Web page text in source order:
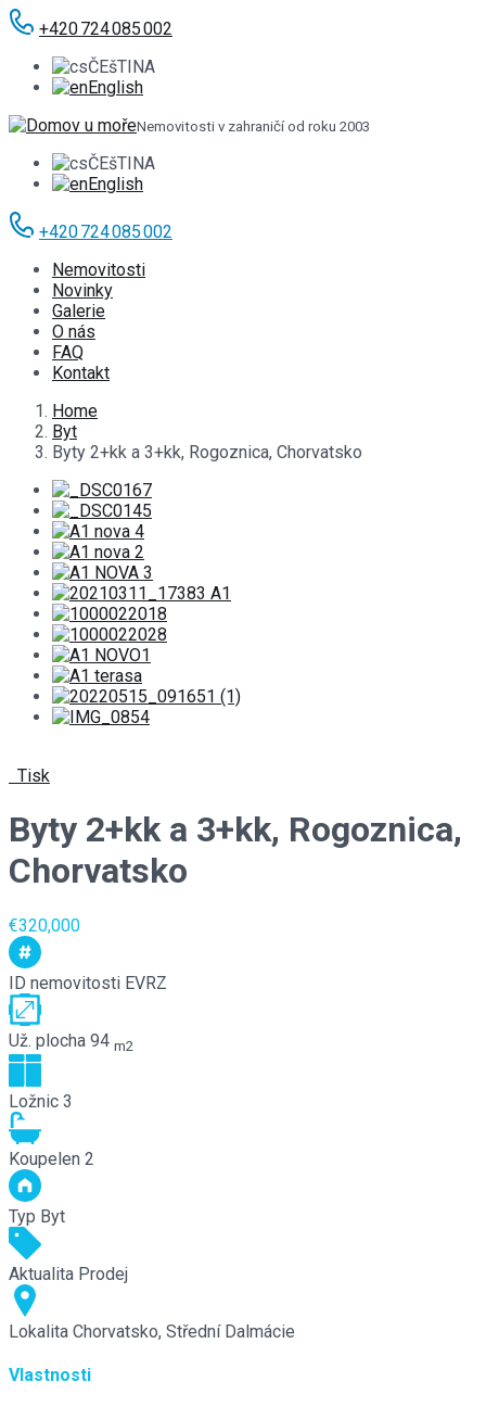
+420 724 085 002
ČEšTINA
English
Nemovitosti v zahraničí od roku 2003
ČEšTINA
English
+420 724 085 002
Nemovitosti
Novinky
Galerie
O nás
FAQ
Kontakt
Home
Byt
Byty 2+kk a 3+kk, Rogoznica, Chorvatsko
Tisk
Byty 2+kk a 3+kk, Rogoznica,
Chorvatsko
€320,000
ID nemovitosti EVRZ
Už. plocha 94 m2
Ložnic 3
Koupelen 2
Typ Byt
Aktualita Prodej
Lokalita Chorvatsko, Střední Dalmácie
Vlastnosti